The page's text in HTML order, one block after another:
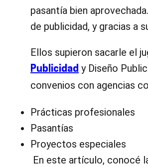
pasantía bien
de publicidad, y gracias a
Ellos supieron sacarle el
Publicidad y Diseño
convenios con agencias
Prácticas profesionales
Pasantías
Proyectos especiales
En este artículo, conocé